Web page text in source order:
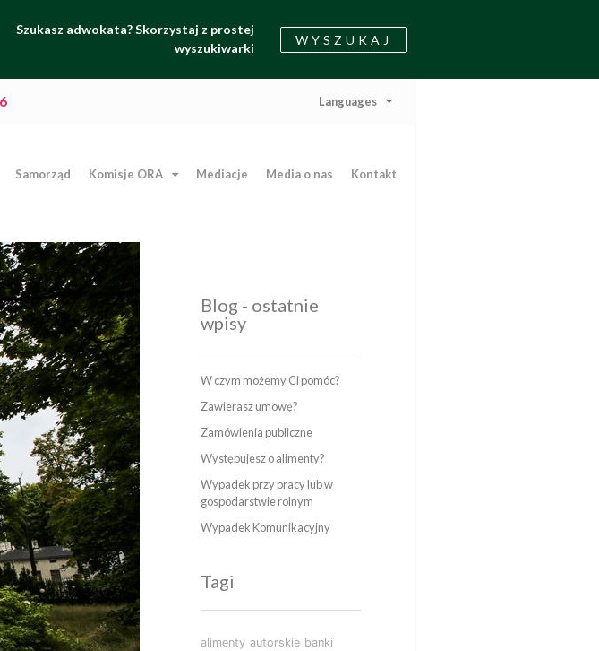
Szukasz adwokata? Skorzystaj z prostej
wyszukiwarki
WYSZUKAJ
Languages
Samorząd Komisje ORA Mediacje Media o nas Kontakt
Blog - ostatnie
wpisy
W czym możemy Ci pomóc?
Zawierasz umowę?
Zamówienia publiczne
Występujesz o alimenty?
Wypadek przy pracy lub w
gospodarstwie rolnym
Wypadek Komunikacyjny
Tagi
alimenty autorskie banki